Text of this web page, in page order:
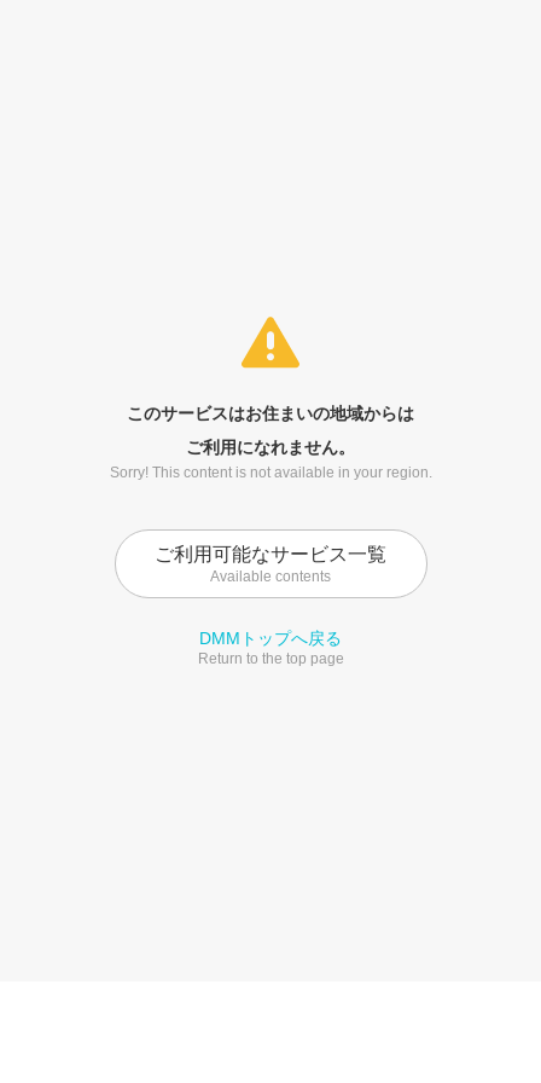
このサービスはお住まいの地域からは
ご利用になれません。
Sorry! This content is not available in your region.
ご利用可能なサービス一覧
Available contents
DMMトップへ戻る
Return to the top page